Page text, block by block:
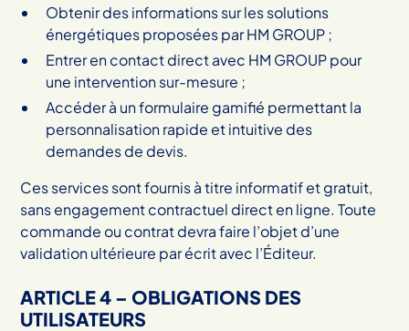
Obtenir des informations sur les solutions
énergétiques proposées par HM GROUP ;
Entrer en contact direct avec HM GROUP pour
une intervention sur-mesure ;
Accéder à un formulaire gamifié permettant la
personnalisation rapide et intuitive des
demandes de devis.
Ces services sont fournis à titre informatif et gratuit,
sans engagement contractuel direct en ligne. Toute
commande ou contrat devra faire l’objet d’une
validation ultérieure par écrit avec l’Éditeur.
ARTICLE 4 – OBLIGATIONS DES
UTILISATEURS